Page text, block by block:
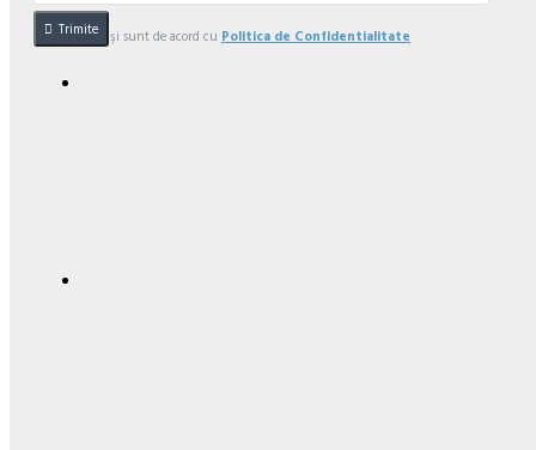
Trimite
Am citit şi sunt de acord cu Politica de Confidentialitate